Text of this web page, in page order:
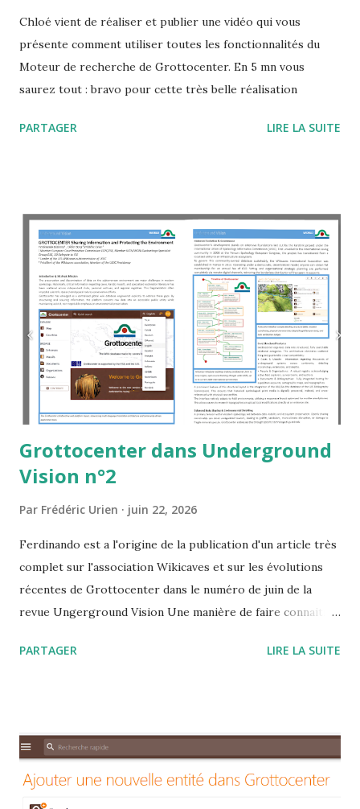
Chloé vient de réaliser et publier une vidéo qui vous
présente comment utiliser toutes les fonctionnalités du
Moteur de recherche de Grottocenter. En 5 mn vous
saurez tout : bravo pour cette très belle réalisation
PARTAGER LIRE LA SUITE
Grottocenter dans Underground
Vision n°2
Par Frédéric Urien juin 22, 2026
Ferdinando est a l'origine de la publication d'un article très
complet sur l'association Wikicaves et sur les évolutions
récentes de Grottocenter dans le numéro de juin de la
revue Ungerground Vision Une manière de faire connaitre
d'avancement en 2026
PARTAGER LIRE LA SUITE